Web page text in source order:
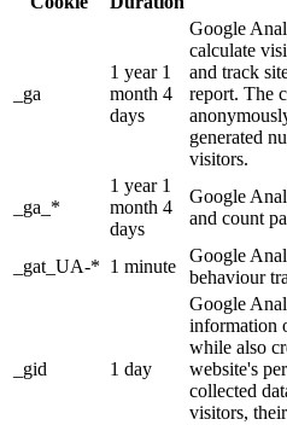
_ga
1 year 1
month 4
days
Google
calculate
and track
report. The
generated
visitors.
_ga_*
1 year 1
month 4
days
Google
and count
_gat_UA-* 1 minute
Google
behaviour
_gid 1 day
Google
information
while also
website's
collected
visitors,